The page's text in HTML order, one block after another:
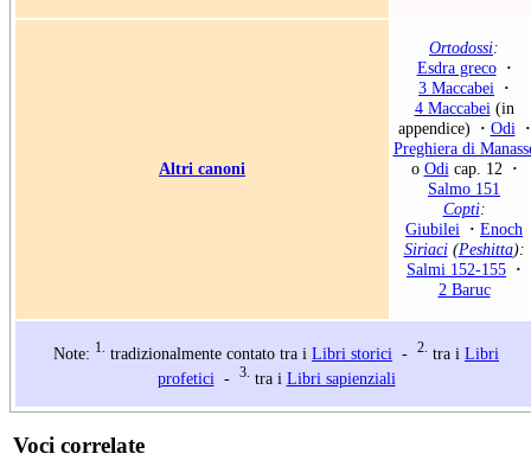
Altri canoni
Ortodossi:
Esdra greco ·
3 Maccabei ·
4 Maccabei(in
appendice)
· Odi ·
Preghiera di
o Odicap. 12 ·
Salmo 151
Copti:
Giubilei · Enoch
Siriaci(Peshitta):
Salmi 152-155 ·
2 Baruc
Note: 1. tradizionalmente contato tra i Libri storici - 2. tra i Libri
profetici - 3. tra i Libri sapienziali
Voci correlate